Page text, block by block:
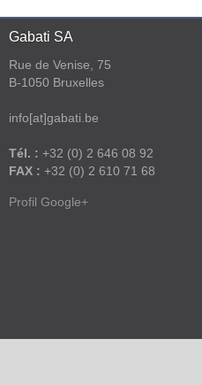
Gabati SA
Rue de Venise, 75
B-1050 Bruxelles
info[at]gabati.be
Tél. : +32 (0) 2 646 08 92
FAX : +32 (0) 2 610 71 68
Profil Google+